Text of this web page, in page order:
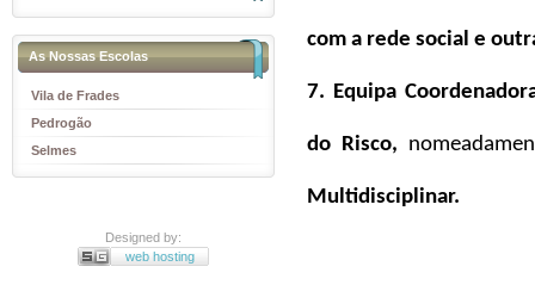
As Nossas Escolas
Vila de Frades
Pedrogão
Selmes
Designed by:
web hosting
com a rede social e
7. Equipa
do Risco,
Multidisciplinar.